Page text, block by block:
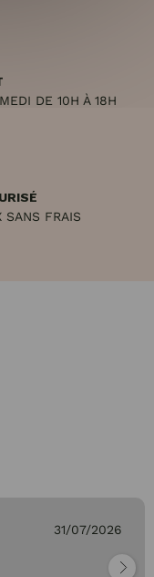
DE 10H À 18H
SANS FRAIS
31/07/2026